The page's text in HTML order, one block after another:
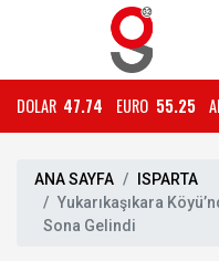
DOLAR 47.74 EURO 55.25
ANA SAYFA
ISPARTA
Yukarıkaşıkara
Sona Gelindi